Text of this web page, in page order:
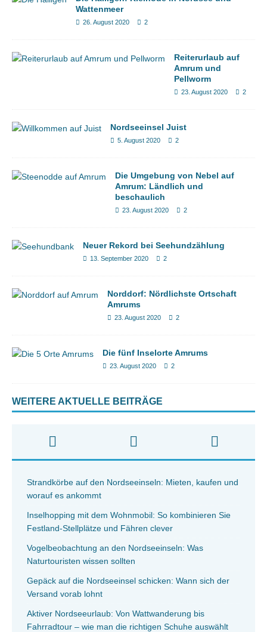
Wattenmeer
26. August 2020 2
Reiterurlaub auf
Amrum und
Pellworm
23. August 2020 2
Nordseeinsel Juist
5. August 2020 2
Die Umgebung von Nebel auf
Amrum: Ländlich und
beschaulich
23. August 2020 2
Neuer Rekord bei Seehundzählung
13. September 2020 2
Norddorf: Nördlichste Ortschaft
Amrums
23. August 2020 2
Die fünf Inselorte Amrums
23. August 2020 2
WEITERE AKTUELLE BEITRÄGE
Strandkörbe auf den Nordseeinseln: Mieten, kaufen und
worauf es ankommt
Inselhopping mit dem Wohnmobil: So kombinieren Sie
Festland-Stellplätze und Fähren clever
Vogelbeobachtung an den Nordseeinseln: Was
Naturtouristen wissen sollten
Gepäck auf die Nordseeinsel schicken: Wann sich der
Versand vorab lohnt
Aktiver Nordseeurlaub: Von Wattwanderung bis
Fahrradtour – wie man die richtigen Schuhe auswählt